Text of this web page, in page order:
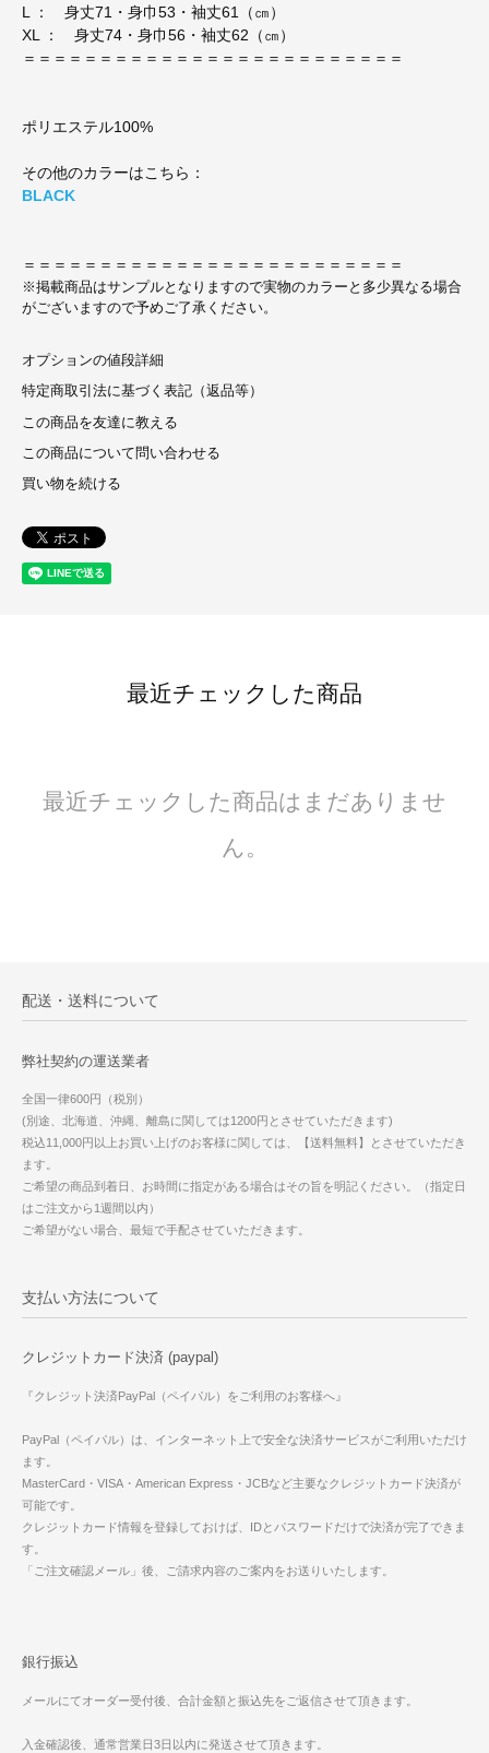
L ： 身丈71・身巾53・袖丈61（㎝）
XL ： 身丈74・身巾56・袖丈62（㎝）
＝＝＝＝＝＝＝＝＝＝＝＝＝＝＝＝＝＝＝＝＝＝＝＝＝
ポリエステル100%
その他のカラーはこちら：
BLACK
＝＝＝＝＝＝＝＝＝＝＝＝＝＝＝＝＝＝＝＝＝＝＝＝＝
※掲載商品はサンプルとなりますので実物のカラーと多少異なる場合
がございますので予めご了承ください。
オプションの値段詳細
特定商取引法に基づく表記（返品等）
この商品を友達に教える
この商品について問い合わせる
買い物を続ける
最近チェックした商品
最近チェックした商品はまだありませ
ん。
配送・送料について
弊社契約の運送業者
全国一律600円（税別）
(別途、北海道、沖縄、離島に関しては1200円とさせていただきます)
税込11,000円以上お買い上げのお客様に関しては、【送料無料】とさせていただき
ます。
ご希望の商品到着日、お時間に指定がある場合はその旨を明記ください。（指定日
はご注文から1週間以内）
ご希望がない場合、最短で手配させていただきます。
支払い方法について
クレジットカード決済 (paypal)
『クレジット決済PayPal（ペイパル）をご利用のお客様へ』
PayPal（ペイパル）は、インターネット上で安全な決済サービスがご利用いただけ
ます。
MasterCard・VISA・American Express・JCBなど主要なクレジットカード決済が
可能です。
クレジットカード情報を登録しておけば、IDとパスワードだけで決済が完了できま
す。
「ご注文確認メール」後、ご請求内容のご案内をお送りいたします。
銀行振込
メールにてオーダー受付後、合計金額と振込先をご返信させて頂きます。
入金確認後、通常営業日3日以内に発送させて頂きます。